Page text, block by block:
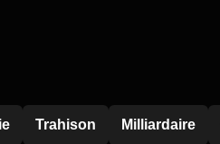
Trahison Milliardaire